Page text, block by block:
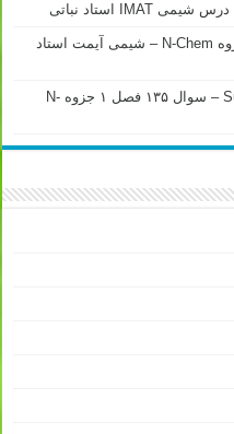
آیمت ایتالیا – پاسخ سوال ۲۴۳ فصل ۲ جزوه N-Chem – شیمی آیمت استاد
Subatomic particles – valence electrons – سوال ۱۳۵ فصل ۱ جزوه N-